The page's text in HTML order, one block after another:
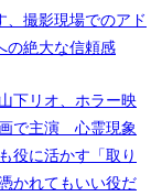
、撮影現場でのアド
の絶大な信頼感
山下リオ、ホラー映
で主演 心霊現象
も役に活かす「取り
憑かれてもいい役だ